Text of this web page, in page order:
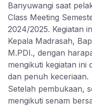
Banyuwangi saat
Class Meeting
2024/2025. Kegiatan
Kepala Madrasah,
M.PDI., dengan
mengikuti kegiatan ini
dan penuh keceriaan.
Setelah pembukaan,
mengikuti senam